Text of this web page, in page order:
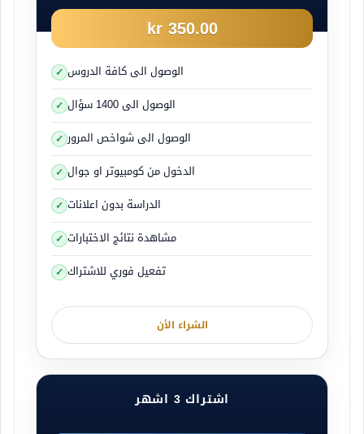
350.00 kr
الوصول الى كافة الدروس
الوصول الى 1400 سؤال
الوصول الى شواخص المرور
الدخول من كومبيوتر او جوال
الدراسة بدون اعلانات
مشاهدة نتائج الاختبارات
تفعيل فوري للاشتراك
الشراء الأن
اشتراك 3 اشهر